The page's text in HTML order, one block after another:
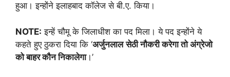
हुआ। इन्होंने इलाहबाद कॉलेज से बी.ए. किया।
NOTE: इन्हें चौमू के जिलाधीश का पद मिला। ये पद इन्होंने ये
कहते हुए ठुकरा दिया कि ‘अर्जुनलाल सेठी नौकरी करेगा तो अंग्रेजो
को बाहर कौन निकालेगा।’